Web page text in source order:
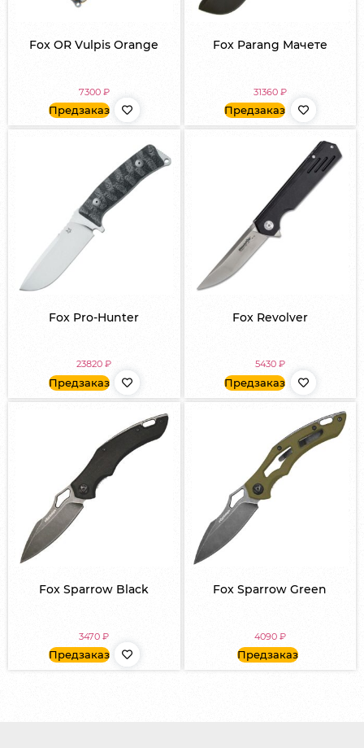
Fox OR Vulpis Orange
7300 ₽
Предзаказ
Fox Parang Мачете
31360 ₽
Предзаказ
Fox Pro-Hunter
23820₽
Предзаказ
Fox Revolver
5430 ₽
Предзаказ
Fox Sparrow Black
3470₽
Предзаказ
Fox Sparrow Green
4090 ₽
Предзаказ